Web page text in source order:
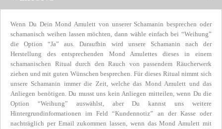
Wenn Du Dein Mond Amulett von unserer Schamanin besprechen oder
schamanisch weihen lassen möchten, dann wähle einfach bei “Weihung”
die Option “Ja” aus. Daraufhin wird unsere Schamanin nach der
Herstellung des entsprechenden Mond Amulettes dieses in einem
schamanischen Ritual durch den Rauch von passendem Räucherwerk
ziehen und mit guten Wünschen besprechen. Für dieses Ritual nimmt sich
unsere Schamanin immer die Zeit, welche das Mond Amulett und das
Anliegen benötigen. Du musst uns kein Anliegen mitteilen, wenn Du die
Option “Weihung” auswählst, aber Du kannst uns weitere
Hintergrundinformationen im Feld “Kundennotiz” an der Kasse oder
nachträglich per Email zukommen lassen, wenn das Mond Amulett mit